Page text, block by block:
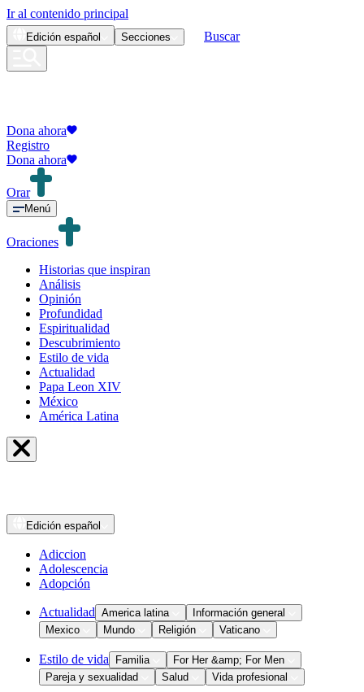
Ir al contenido principal
Edición español Secciones Buscar
Dona ahora
Registro
Dona ahora
Orar
Menú
Oraciones
Historias que inspiran
Análisis
Opinión
Profundidad
Espiritualidad
Descubrimiento
Estilo de vida
Actualidad
Papa Leon XIV
México
América Latina
Edición español
Adiccion
Adolescencia
Adopción
Actualidad America latina
Información general
Mexico
Mundo Religión Vaticano
Estilo de vida Familia
For Her &amp; For Men
Pareja y sexualidad
Salud Vida profesional